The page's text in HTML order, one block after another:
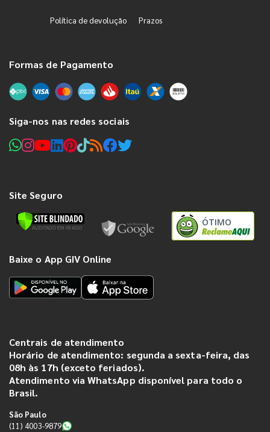
Política de devolução Prazos
Formas de Pagamento
Siga-nos nas redes sociais
Site Seguro
ÓTIMO
Baixe o App GIV Online
Centrais de atendimento
Horário de atendimento: segunda a sexta-feira, das
08h às 17h (exceto feriados).
Atendimento via WhatsApp disponível para todo o
Brasil.
São Paulo
(11) 4003-9879